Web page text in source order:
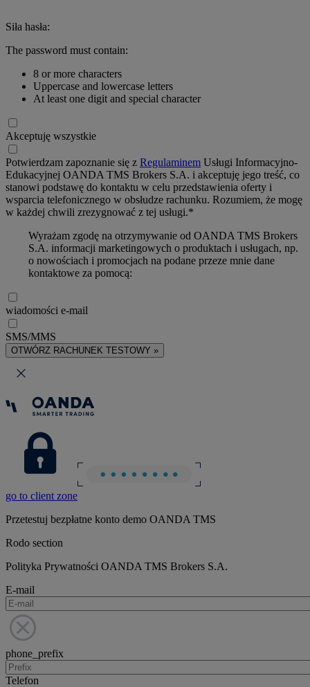
Siła hasła:
The password must contain:
8 or more characters
Uppercase and lowercase letters
At least one digit and special character
Akceptuję wszystkie
Potwierdzam zapoznanie się z Regulaminem Usługi Informacyjno-
Edukacyjnej OANDA TMS Brokers S.A. i akceptuję jego treść, co
stanowi podstawę do kontaktu w celu przedstawienia oferty i
wsparcia telefonicznego w obsłudze rachunku. Rozumiem, że mogę
w każdej chwili zrezygnować z tej usługi.*
Wyrażam zgodę na otrzymywanie od OANDA TMS Brokers
S.A. informacji marketingowych o produktach i usługach, np.
o nowościach i promocjach na podane przeze mnie dane
kontaktowe za pomocą:
wiadomości e-mail
SMS/MMS
OTWÓRZ RACHUNEK TESTOWY »
go to client zone
Przetestuj bezpłatne konto demo OANDA TMS
Rodo section
Polityka Prywatności OANDA TMS Brokers S.A.
E-mail
phone_prefix
Telefon